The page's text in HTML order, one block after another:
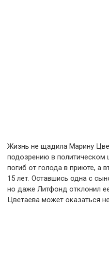
Жизнь не щадила Марину
подозрению в политическом
погиб от голода в приюте, а
15 лет. Оставшись одна с
но даже Литфонд отклонил
Цветаева может оказаться